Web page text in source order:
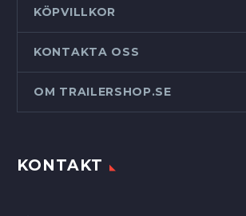
KÖPVILLKOR
KONTAKTA OSS
OM TRAILERSHOP.SE
KONTAKT